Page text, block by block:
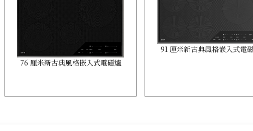
76 厘米新古典風格嵌入式電磁爐
91 厘米新古典風格嵌入式電